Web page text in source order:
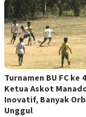
Turnamen BU FC ke
Ketua Askot
Inovatif, Banyak
Unggul